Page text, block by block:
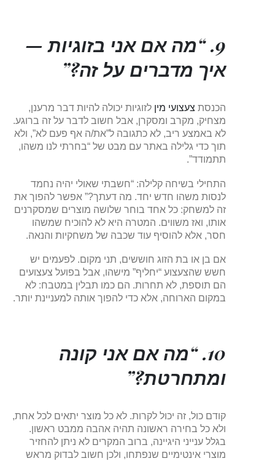
9. “מה אם אני בזוגיות —
איך מדברים על זה?”
הכנסת צעצועי מין לזוגיות יכולה להיות דבר מרענן,
מצחיק, מקרב ומסקרן, אבל חשוב לדבר על זה ברוגע.
לא באמצע ריב, לא כתגובה ל”את/ה אף פעם לא”, ולא
תוך כדי גלילה באתר עם מבט של “בחרתי לנו משהו,
תתמודד”.
התחילי בשיחה קלילה: “חשבתי שאולי יהיה נחמד
לנסות משהו חדש יחד. מה דעתך?” אפשר להפוך את
זה למשחק: כל אחד בוחר שלושה מוצרים שמסקרנים
אותו, ואז משווים. המטרה היא לא להוכיח שמשהו
חסר, אלא להוסיף עוד שכבה של משחקיות והנאה.
אם בן או בת הזוג חוששים, תני מקום. לפעמים יש
חשש שהצעצוע “יחליף” מישהו, אבל בפועל צעצועים
הם תוספת, לא תחרות. הם כמו תבלין במטבח: לא
במקום הארוחה, אלא כדי להפוך אותה למעניינת יותר.
10. “מה אם אני קונה
ומתחרטת?”
קודם כול, זה יכול לקרות. לא כל מוצר יתאים לכל אחת,
ולא כל בחירה ראשונה תהיה אהבה ממבט ראשון.
בגלל ענייני היגיינה, ברוב המקרים לא ניתן להחזיר
מוצרי אינטימיים שנפתחו, ולכן חשוב לבדוק מראש